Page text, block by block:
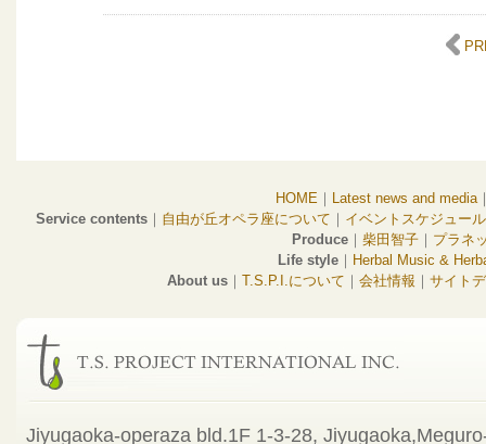
HOME｜ Latest news and media
Service contents ｜ 自由が丘オペラ座について ｜ イベントスケジュール
Produce ｜ 柴田智子 ｜ プラネ
Life style ｜ Herbal Music &
About us｜ T.S.P.I.について ｜ 会社情報 ｜ サイト
Jiyugaoka-operaza bld.1F 1-3-28,